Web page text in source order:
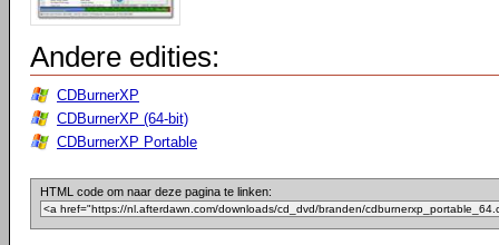
Andere edities:
CDBurnerXP
CDBurnerXP (64-bit)
CDBurnerXP Portable
HTML code om naar deze pagina te linken: